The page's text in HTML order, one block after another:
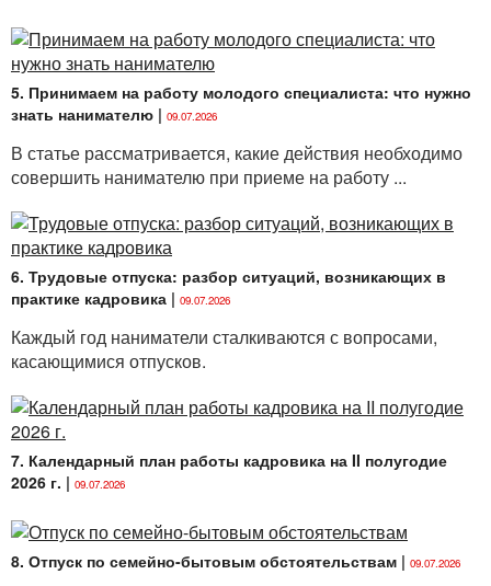
5. Принимаем на работу молодого специалиста: что нужно
знать нанимателю | 09.07.2026
В статье рассматривается, какие действия необходимо
совершить нанимателю при приеме на работу ...
6. Трудовые отпуска: разбор ситуаций, возникающих в
практике кадровика | 09.07.2026
Каждый год наниматели сталкиваются с вопросами,
касающимися отпусков.
7. Календарный план работы кадровика на II полугодие
2026 г. | 09.07.2026
8. Отпуск по семейно-бытовым обстоятельствам | 09.07.2026